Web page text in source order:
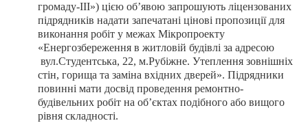
громаду-ІІІ») цією об’явою запрошують ліцензованих
підрядників надати запечатані цінові пропозиції для
виконання робіт у межах Мікропроекту
«Енергозбереження в житловій будівлі за адресою
вул.Студентська, 22, м.Рубіжне. Утеплення зовнішніх
стін, горища та заміна вхідних дверей». Підрядники
повинні мати досвід проведення ремонтно-
будівельних робіт на об’єктах подібного або вищого
рівня складності.